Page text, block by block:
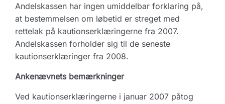
Andelskassen har ingen umiddelbar forklaring på,
at bestemmelsen om løbetid er streget med
rettelak på kautionserklæringerne fra 2007.
Andelskassen forholder sig til de seneste
kautionserklæringer fra 2008.
Ankenævnets bemærkninger
Ved kautionserklæringerne i januar 2007 påtog